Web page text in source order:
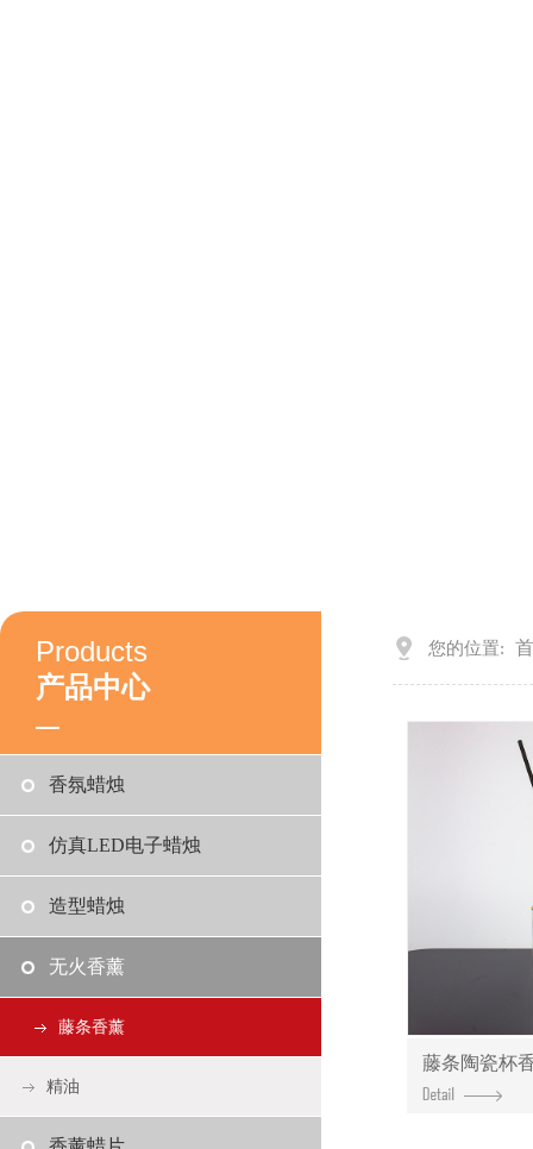
Products
产品中心
香氛蜡烛
仿真LED电子蜡烛
造型蜡烛
无火香薰
藤条香薰
精油
您的位置:
藤条陶瓷杯